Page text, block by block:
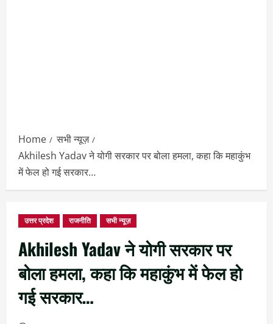
Home
सभी न्यूज़
Akhilesh Yadav ने योगी सरकार पर बोला हमला, कहा कि महाकुंभ
में फेल हो गई सरकार…
उत्तर प्रदेश राजनीति सभी न्यूज़
Akhilesh Yadav ने योगी सरकार पर
बोला हमला, कहा कि महाकुंभ में फेल हो
गई सरकार…